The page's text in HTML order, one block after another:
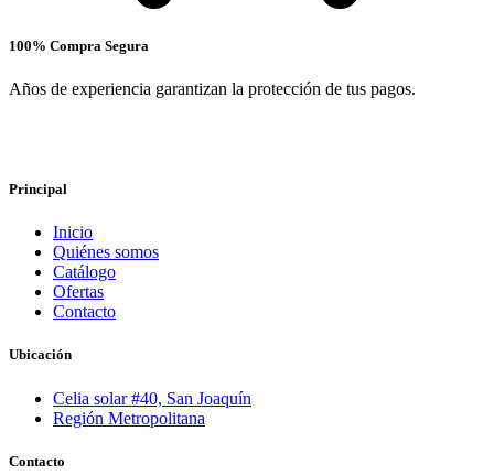
100% Compra Segura
Años de experiencia garantizan la protección de tus pagos.
Principal
Inicio
Quiénes somos
Catálogo
Ofertas
Contacto
Ubicación
Celia solar #40, San Joaquín
Región Metropolitana
Contacto